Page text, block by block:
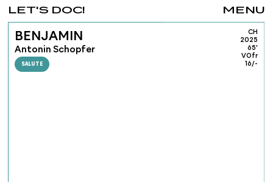
MENU
LET'S DOC!
BENJAMIN
Antonin Schopfer
SALUTE
CH
2025
65'
VOfr
16/-